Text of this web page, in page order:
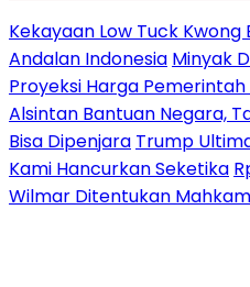
Kekayaan Low Tuck
Andalan Indonesia Minyak
Proyeksi Harga
Alsintan Bantuan Negara,
Bisa Dipenjara Trump
Kami Hancurkan Seketika
Wilmar Ditentukan